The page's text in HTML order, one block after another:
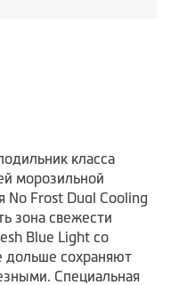
класса
морозильной
No Frost Dual Cooling
зона свежести
Blue Light со
дольше сохраняют
Специальная